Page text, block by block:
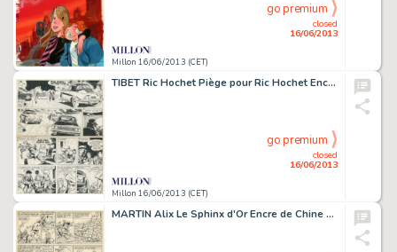
Millon 16/06/2013 (CET)
closed
16/06/2013
go premium
TIBET Ric Hochet Piège pour Ric Hochet Encre de Chine pour la planche
Millon 16/06/2013 (CET)
closed
16/06/2013
go premium
MARTIN Alix Le Sphinx d'Or Encre de Chine pour la planche 20 de l'album,